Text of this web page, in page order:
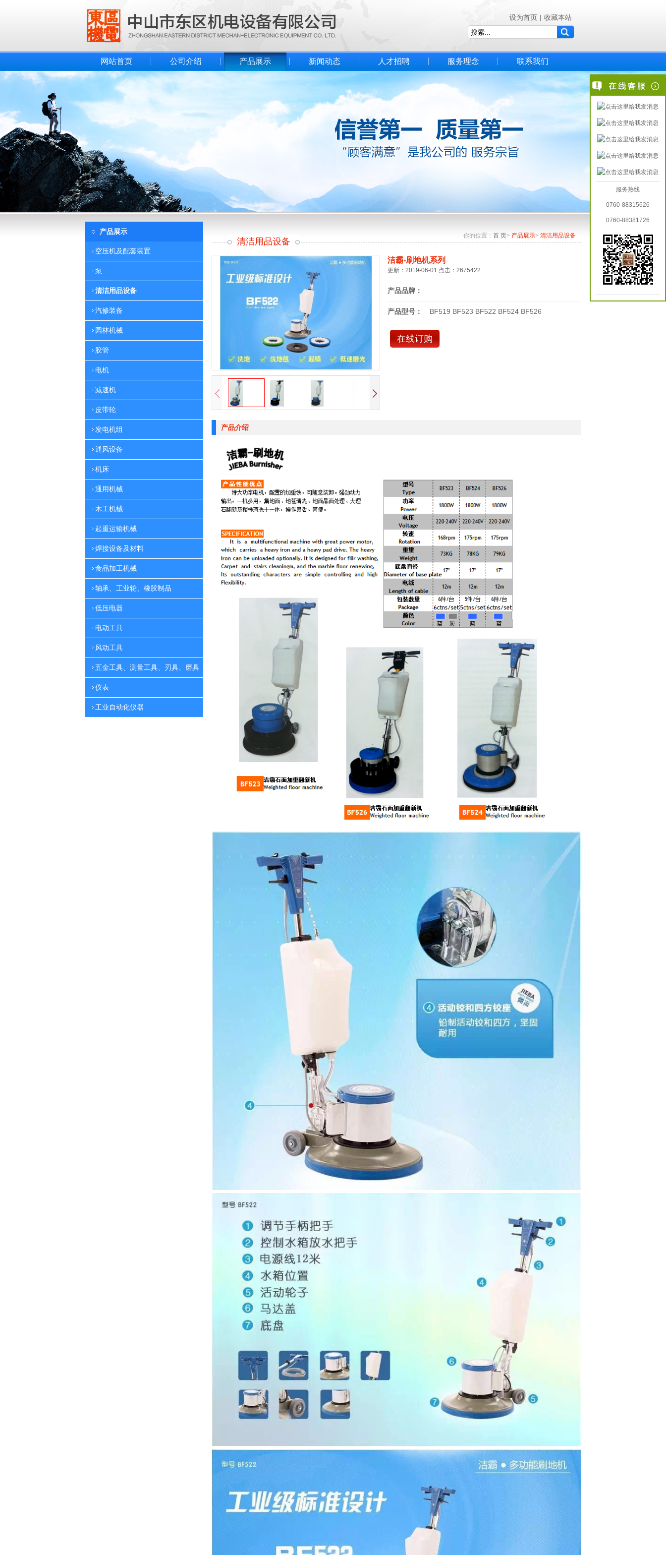
设为首页 | 收藏本站
网站首页 公司介绍 产品展示 新闻动态 人才招聘 服务理念 联系我们
产品展示
空压机及配套装置
泵
清洁用品设备
汽修装备
园林机械
胶管
电机
减速机
皮带轮
发电机组
通风设备
机床
通用机械
木工机械
起重运输机械
焊接设备及材料
食品加工机械
轴承、工业轮、橡胶制品
低压电器
电动工具
风动工具
五金工具、测量工具、刃具、磨具
仪表
工业自动化仪器
你的位置： 首 页> 产品展示> 清洁用品设备
清洁用品设备
洁霸-刷地机系列
更新：2019-06-01 点击：2675422
产品品牌：
产品型号： BF519 BF523 BF522 BF524 BF526
在线订购
产品介绍
服务热线
0760-88315626
0760-88381726